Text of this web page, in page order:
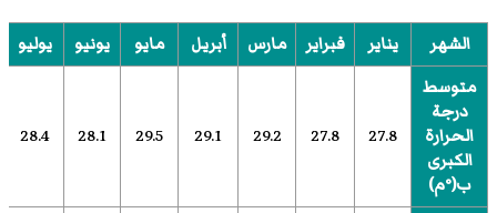
الشهر يناير فبراير مارس أبريل مايو يونيو
يوليو
متوسط
درجة
الحرارة
الكبرى
ب(°م)
27.8
27.8
29.2
29.1
29.5
28.1
28.4